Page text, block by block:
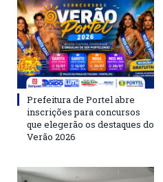
Prefeitura de Portel abre
inscrições para concursos
que elegerão os destaques do
Verão 2026